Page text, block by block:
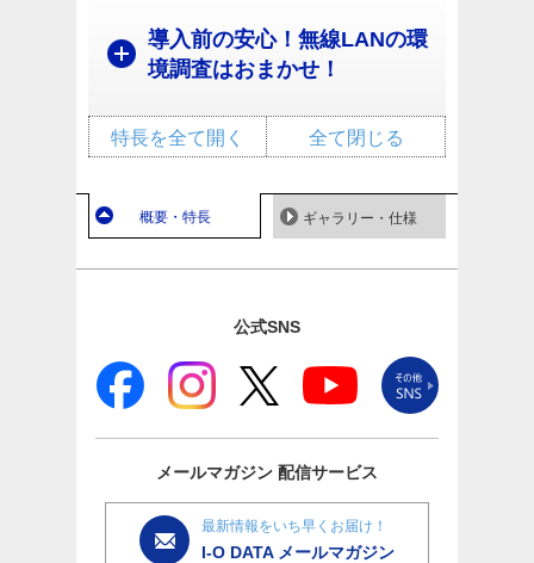
導入前の安心！無線LANの環
境調査はおまかせ！
全て閉じる
特長を全て開く
概要・特長 ギャラリー・仕様
公式SNS
メールマガジン 配信サービス
最新情報をいち早くお届け！
I-O DATA メールマガジン